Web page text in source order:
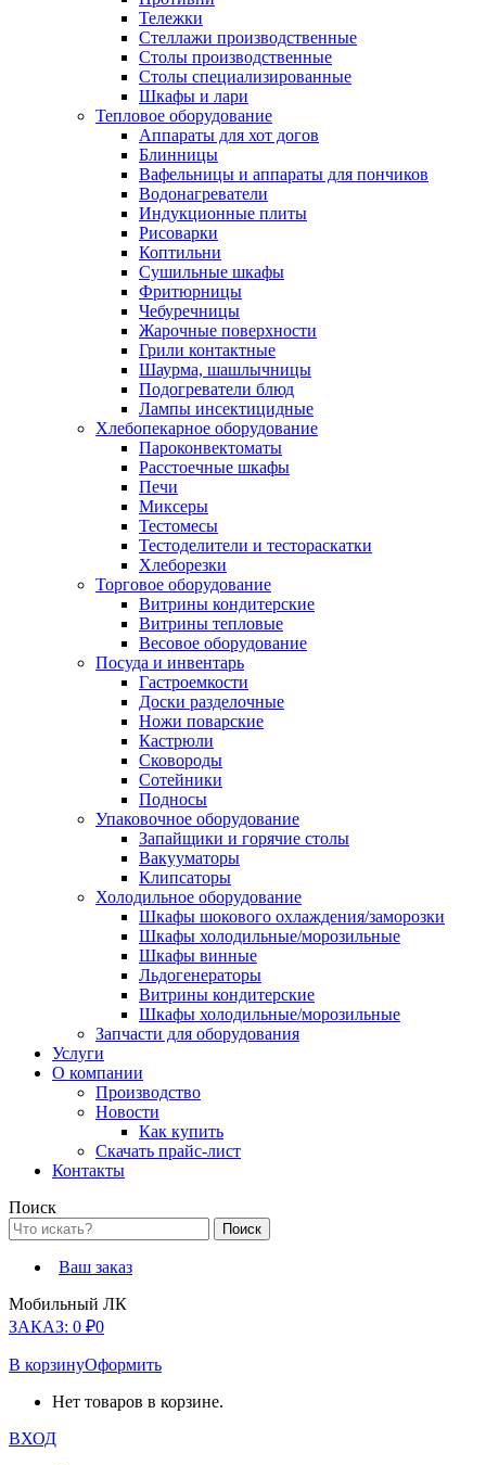
Тележки
Стеллажи производственные
Столы производственные
Столы специализированные
Шкафы и лари
Тепловое оборудование
Аппараты для хот догов
Блинницы
Вафельницы и аппараты для пончиков
Водонагреватели
Индукционные плиты
Рисоварки
Коптильни
Сушильные шкафы
Фритюрницы
Чебуречницы
Жарочные поверхности
Грили контактные
Шаурма, шашлычницы
Подогреватели блюд
Лампы инсектицидные
Хлебопекарное оборудование
Пароконвектоматы
Расстоечные шкафы
Печи
Миксеры
Тестомесы
Тестоделители и тестораскатки
Хлеборезки
Торговое оборудование
Витрины кондитерские
Витрины тепловые
Весовое оборудование
Посуда и инвентарь
Гастроемкости
Доски разделочные
Ножи поварские
Кастрюли
Сковороды
Сотейники
Подносы
Упаковочное оборудование
Запайщики и горячие столы
Вакууматоры
Клипсаторы
Холодильное оборудование
Шкафы шокового охлаждения/заморозки
Шкафы холодильные/морозильные
Шкафы винные
Льдогенераторы
Витрины кондитерские
Шкафы холодильные/морозильные
Запчасти для оборудования
Услуги
О компании
Производство
Новости
Как купить
Скачать прайс-лист
Контакты
Поиск
Ваш заказ
Мобильный ЛК
ЗАКАЗ: 0 ₽0
В корзинуОформить
Нет товаров в корзине.
ВХОД